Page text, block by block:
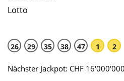
26 29 35 38 47 1 2
Nächster Jackpot: CHF 16'000'000